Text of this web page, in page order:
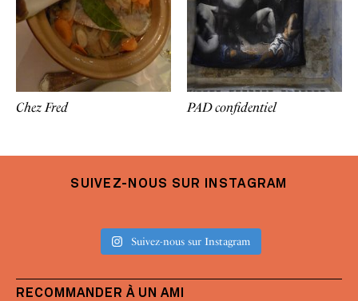
Chez Fred PAD confidentiel
SUIVEZ-NOUS SUR INSTAGRAM
Suivez-nous sur Instagram
RECOMMANDER À UN AMI